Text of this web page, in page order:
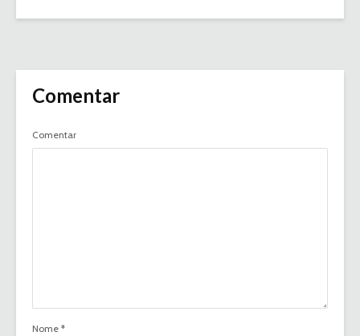
Comentar
Comentar
Nome *